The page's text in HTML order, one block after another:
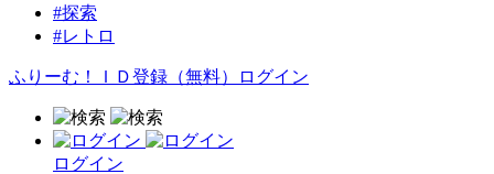
#探索
#レトロ
ふりーむ！ＩＤ登録（無料） ログイン
ログイン